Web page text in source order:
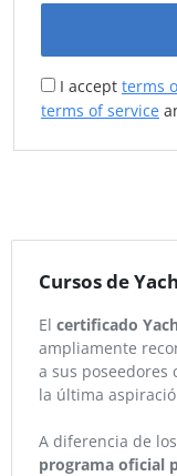
I accept terms
terms of service
Cursos de
El certificado
ampliamente
a sus poseedores
la última
A diferencia de
programa oficial